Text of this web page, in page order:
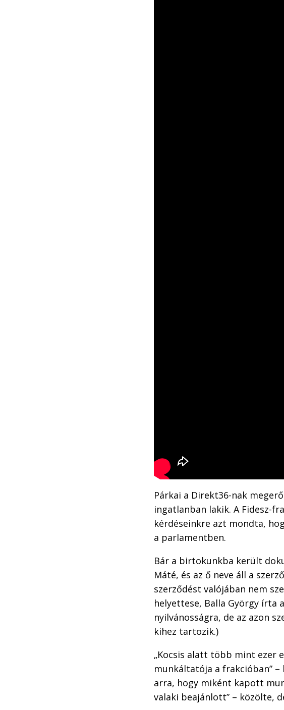
Párkai a Direkt36-nak
ingatlanban lakik. A Fidesz-
kérdéseinkre azt mondta,
a parlamentben.
Bár a birtokunkba került
Máté, és az ő neve áll a
szerződést valójában nem
helyettese, Balla György írta
nyilvánosságra, de az azon
kihez tartozik.)
„Kocsis alatt több mint ezer
munkáltatója a frakcióban”
arra, hogy miként kapott
valaki beajánlott” – közölte,